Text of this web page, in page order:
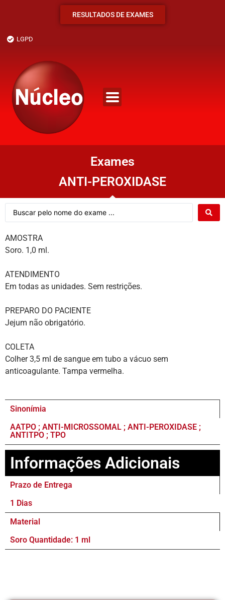
RESULTADOS DE EXAMES
LGPD
Exames
ANTI-PEROXIDASE
AMOSTRA
Soro. 1,0 ml.
ATENDIMENTO
Em todas as unidades. Sem restrições.
PREPARO DO PACIENTE
Jejum não obrigatório.
COLETA
Colher 3,5 ml de sangue em tubo a vácuo sem
anticoagulante. Tampa vermelha.
Sinonímia
AATPO ; ANTI-MICROSSOMAL ; ANTI-PEROXIDASE ;
ANTITPO ; TPO
Informações Adicionais
Prazo de Entrega
1 Dias
Material
Soro Quantidade: 1 ml